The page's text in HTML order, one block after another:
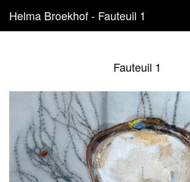
Helma Broekhof - Fauteuil 1
Fauteuil 1